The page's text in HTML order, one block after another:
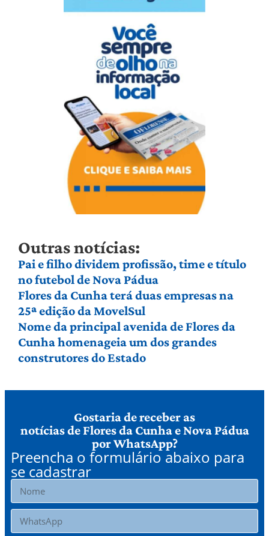
Outras notícias:
Pai e filho dividem profissão, time e título
no futebol de Nova Pádua
Flores da Cunha terá duas empresas na
25ª edição da MovelSul
Nome da principal avenida de Flores da
Cunha homenageia um dos grandes
construtores do Estado
Gostaria de receber as
notícias de Flores da Cunha e Nova Pádua
por WhatsApp?
Preencha o formulário abaixo para
se cadastrar